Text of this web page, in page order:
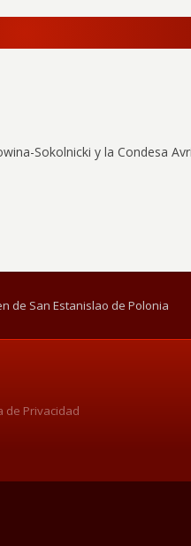
Sokolnicki y la Condesa
de San Estanislao de Polonia
de Privacidad